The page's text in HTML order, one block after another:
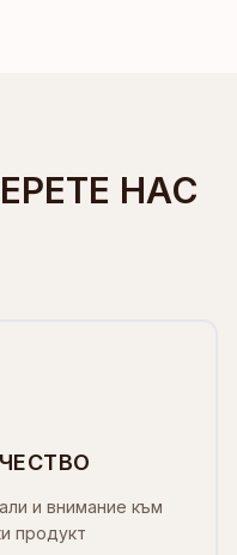
НАС
и внимание към
продукт